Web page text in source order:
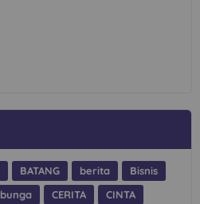
BATANG berita
Bisnis
bunga CERITA
CINTA